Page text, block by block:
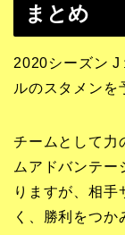
まとめ
2020シーズン J
ルのスタメンを
チームとして力
ムアドバンテー
りますが、相手
く、勝利をつか